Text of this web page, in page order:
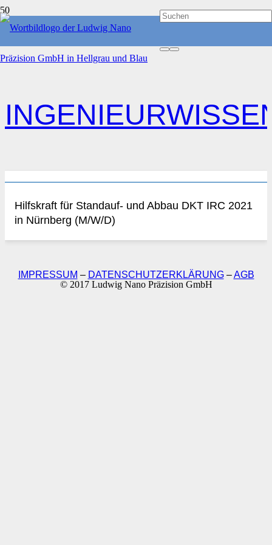
START
Hilfskraft für Standauf- und Abbau DKT IRC 2021
in Nürnberg (M/W/D)
IMPRESSUM – DATENSCHUTZERKLÄRUNG–AGB
© 2017 Ludwig Nano Präzision GmbH